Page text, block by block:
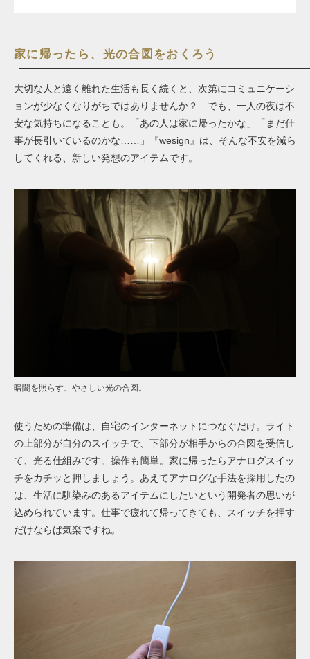
家に帰ったら、光の合図をおくろう
大切な人と遠く離れた生活も長く続くと、次第にコミュニケーシ
ョンが少なくなりがちではありませんか？ でも、一人の夜は不
安な気持ちになることも。「あの人は家に帰ったかな」「まだ仕
事が長引いているのかな……」『wesign』は、そんな不安を減ら
してくれる、新しい発想のアイテムです。
暗闇を照らす、やさしい光の合図。
使うための準備は、自宅のインターネットにつなぐだけ。ライト
の上部分が自分のスイッチで、下部分が相手からの合図を受信し
て、光る仕組みです。操作も簡単。家に帰ったらアナログスイッ
チをカチッと押しましょう。あえてアナログな手法を採用したの
は、生活に馴染みのあるアイテムにしたいという開発者の思いが
込められています。仕事で疲れて帰ってきても、スイッチを押す
だけならば気楽ですね。